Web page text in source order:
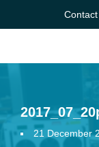
Contact
21 December